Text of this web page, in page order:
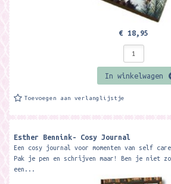
€ 18,95
In winkelwagen
Toevoegen aan verlanglijstje
Esther Bennink- Cosy Journal
Een cosy journal voor momenten van self
Pak je pen en schrijven maar! Ben je niet
een...